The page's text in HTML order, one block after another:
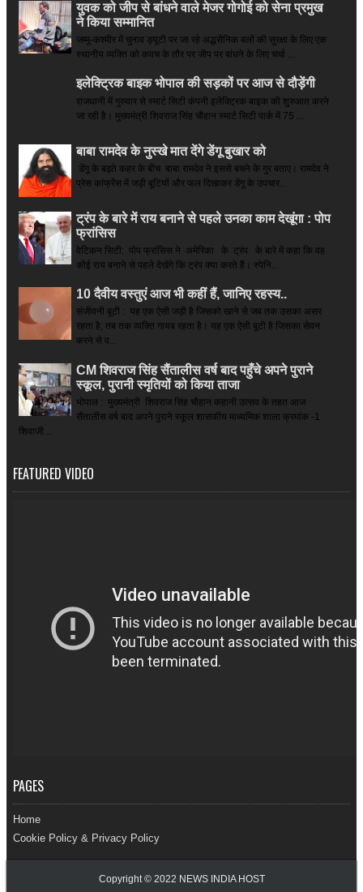
युवक को जीप से बांधने वाले मेजर गोगोई को सेना प्रमुख
ने किया सम्‍मानित
जम्मू-कश्मीर में चुनाव ड्यूटी पर जा रहे अद्धसैनिक बलों की सुरक्षा के लिए एक
स्थानीय व्यक्ति को कवच के तौर पर जीप पर बांधने के लिए चर्चा ...
इलेक्ट्रिक बाइक भोपाल की सड़कों पर आज से दौड़ेंगी
राजधानी में गुरुवार से स्मार्ट सिटी कंपनी इलेक्ट्रिक बाइक की शुरुआत करने
जा रही है। मुख्यमंत्री शिवराज सिंह चौहान स्मार्ट सिटी पार्क में 75 ...
बाबा रामदेव के नुस्खे मात देंगे डेंगू बुखार को
डेंगू के बढ़ते कहर के बीच बाबा रामदेव ने इससे बचने के गुर बताए। रामदेव ने
प्रेस कांफ्रेंस में जड़ी बूटियों और फल दिखाकर डेंगू के उपचार...
ट्रंप के बारे में राय बनाने से पहले उनका काम देखूंगा : पोप
फ्रांसिस
वेटिकन सिटी: पोप फ्रांसिस ने अमेरिका के ट्रंप के बारे में कहा कि वह
कोई राय बनाने से पहले देखेंगे कि ट्रंप क्या करते हैं। स्पेनि...
10 दैवीय वस्तुएं आज भी कहीं हैं, जानिए रहस्य..
संजीवनी बूटी : यह एक ऐसी जड़ी है जिसको खाने से जब तक उसका असर
रहता है, तब तक व्यक्ति गायब रहता है। यह एक ऐसी बूटी है जिसका सेवन
करने से व...
CM शिवराज सिंह सैंतालीस वर्ष बाद पहुँचे अपने पुराने
स्कूल, पुरानी स्मृतियों को किया ताजा
भोपाल : मुख्यमंत्री शिवराज सिंह चौहान कहानी उत्सव के तहत आज
सैंतालीस वर्ष बाद अपने पुराने स्कूल शासकीय माध्यमिक शाला क्रमांक -1
शिवाजी...
FEATURED VIDEO
PAGES
Home
Cookie Policy & Privacy Policy
Copyright © 2022 NEWS INDIA HOST